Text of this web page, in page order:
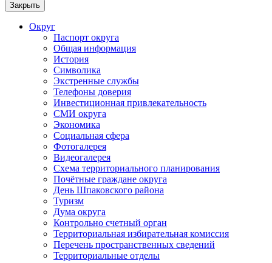
Закрыть
Округ
Паспорт округа
Общая информация
История
Символика
Экстренные службы
Телефоны доверия
Инвестиционная привлекательность
СМИ округа
Экономика
Социальная сфера
Фотогалерея
Видеогалерея
Схема территориального планирования
Почётные граждане округа
День Шпаковского района
Туризм
Дума округа
Контрольно счетный орган
Территориальная избирательная комиссия
Перечень пространственных сведений
Территориальные отделы